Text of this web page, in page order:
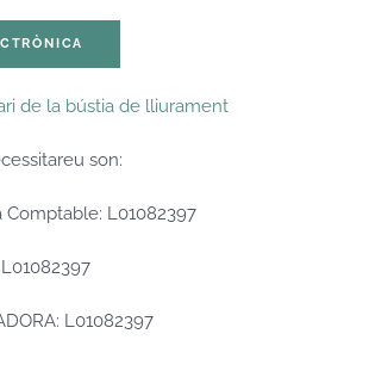
de la bústia de lliurament
son:
Comptable: L01082397
L01082397